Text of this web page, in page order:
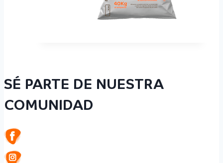
SÉ PARTE DE NUESTRA
COMUNIDAD